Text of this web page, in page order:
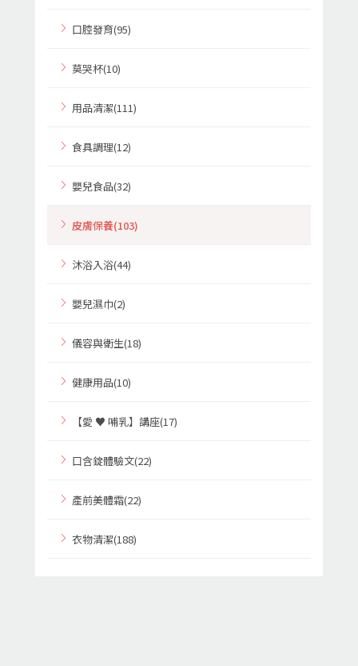
口腔發育(95)
莫哭杯(10)
用品清潔(111)
食具調理(12)
嬰兒食品(32)
皮膚保養(103)
沐浴入浴(44)
嬰兒濕巾(2)
儀容與衛生(18)
健康用品(10)
【愛 ♥ 哺乳】講座(17)
口含錠體驗文(22)
產前美體霜(22)
衣物清潔(188)